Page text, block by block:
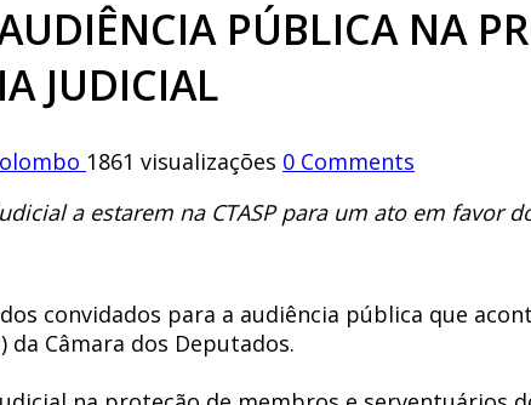
PÚBLICA NA
JUDICIAL
1861 visualizações 0 Comments
a estarem na CTASP para um ato em favor
convidados para a audiência pública que
da Câmara dos Deputados.